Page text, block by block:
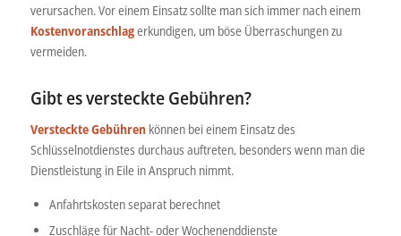
verursachen. Vor einem Einsatz sollte man sich immer nach einem
Kostenvoranschlagerkundigen, um böse Überraschungen zu
vermeiden.
Gibt es versteckte Gebühren?
Versteckte Gebührenkönnen bei einem Einsatz des
Schlüsselnotdienstes durchaus auftreten, besonders wenn man die
Dienstleistung in Eile in Anspruch nimmt.
Anfahrtskosten separat berechnet
Zuschläge für Nacht- oder Wochenenddienste